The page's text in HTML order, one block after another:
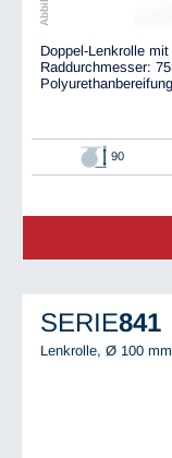
Doppel-Lenkrolle
Raddurchmesser:
90
SERIE841
Lenkrolle, Ø 100